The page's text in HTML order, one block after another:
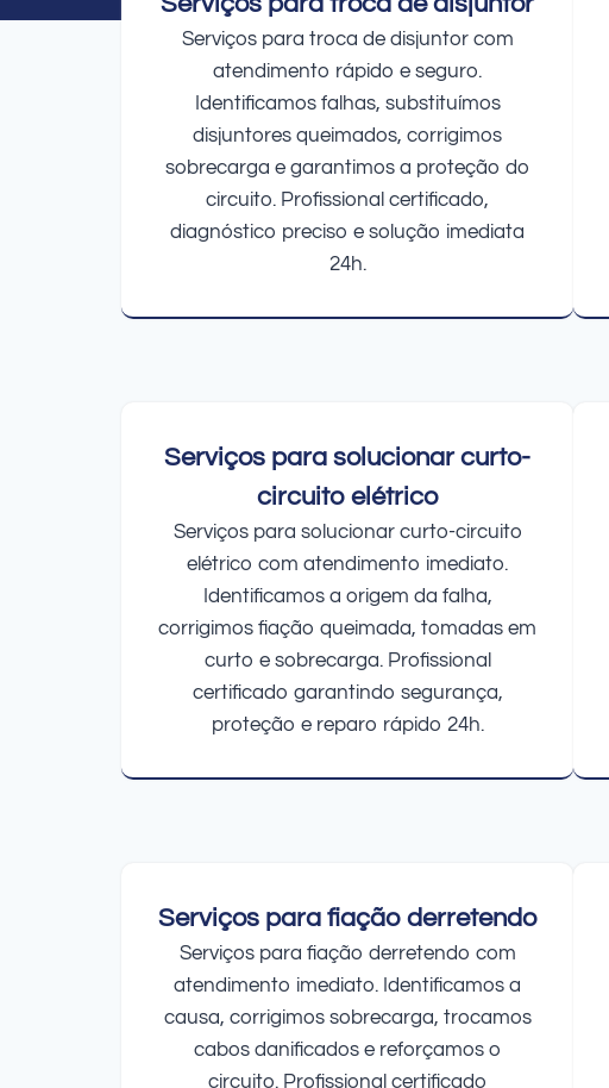
Serviços para troca de disjuntor com
atendimento rápido e seguro.
Identificamos falhas, substituímos
disjuntores queimados, corrigimos
sobrecarga e garantimos a proteção do
circuito. Profissional certificado,
diagnóstico preciso e solução imediata
24h.
Serviços para solucionar curto-
circuito elétrico
Serviços para solucionar curto-circuito
elétrico com atendimento imediato.
Identificamos a origem da falha,
corrigimos fiação queimada, tomadas em
curto e sobrecarga. Profissional
certificado garantindo segurança,
proteção e reparo rápido 24h.
Serviços para fiação derretendo
Serviços para fiação derretendo com
atendimento imediato. Identificamos a
causa, corrigimos sobrecarga, trocamos
cabos danificados e reforçamos o
circuito. Profissional certificado